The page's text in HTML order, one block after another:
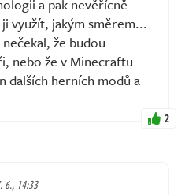
a pak nevěřícně
využít, jakým směrem...
že budou
nebo že v Minecraftu
dalších herních modů a
2
6., 14:33